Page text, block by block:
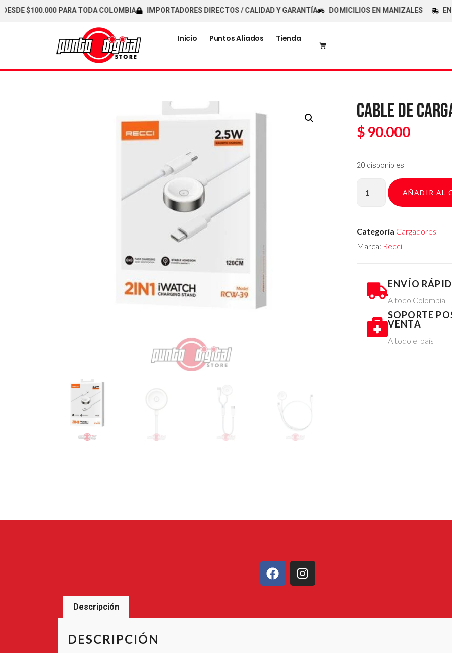
$100.000 PARA TODA COLOMBIA IMPORTADORES DIRECTOS / CALIDAD Y GARANTÍA DOMICILIOS EN MANIZALES
Inicio Puntos Aliados Tienda
CABLE DE
$ 90.000
20 disponibles
AÑADIR AL
Categoría Cargadores
Marca: Recci
ENVÍO
A todo Colombia
SOPORTE
VENTA
A todo el país
Descripción
DESCRIPCIÓN